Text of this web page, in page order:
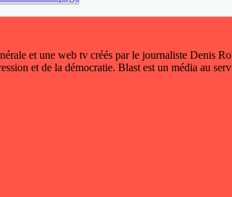
et une web tv créés par le journaliste Denis
et de la démocratie. Blast est un média au